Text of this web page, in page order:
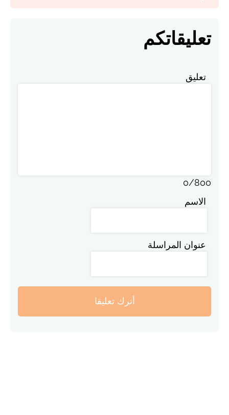
تعليقاتكم
تعليق
0/800
الاسم
عنوان المراسلة
أترك تعليقا